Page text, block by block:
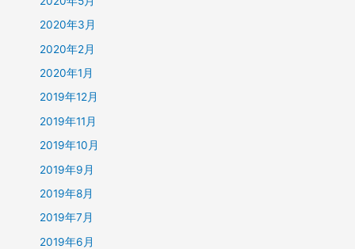
2020年3月
2020年2月
2020年1月
2019年12月
2019年11月
2019年10月
2019年9月
2019年8月
2019年7月
2019年6月